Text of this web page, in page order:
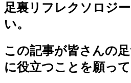
足裏リフレクソロジ
い。
この記事が皆さんの
に役立つことを願って